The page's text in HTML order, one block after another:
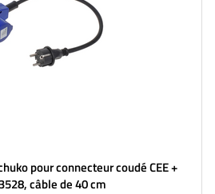
pour connecteur coudé CEE +
câble de 40 cm